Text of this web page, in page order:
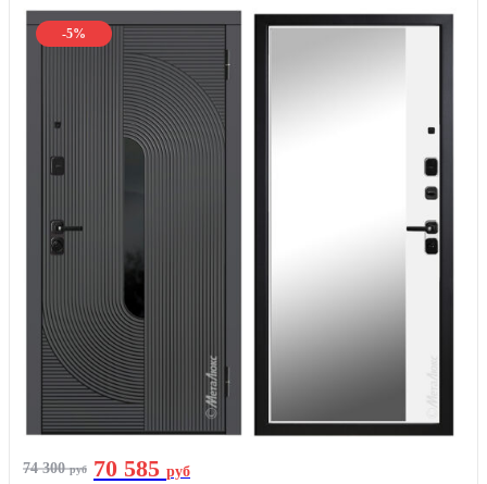
-5%
74 300руб 70 585 руб